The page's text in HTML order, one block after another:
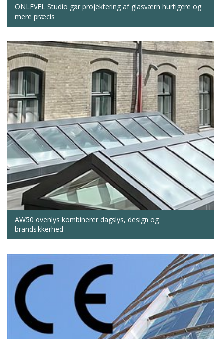
ONLEVEL Studio gør projektering af glasværn hurtigere og
mere præcis
AW50 ovenlys kombinerer dagslys, design og
brandsikkerhed